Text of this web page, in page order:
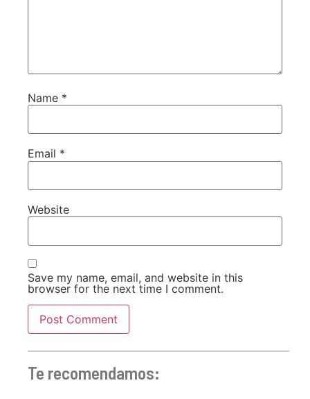
Name *
Email *
Website
Save my name, email, and website in this
browser for the next time I comment.
Te recomendamos: